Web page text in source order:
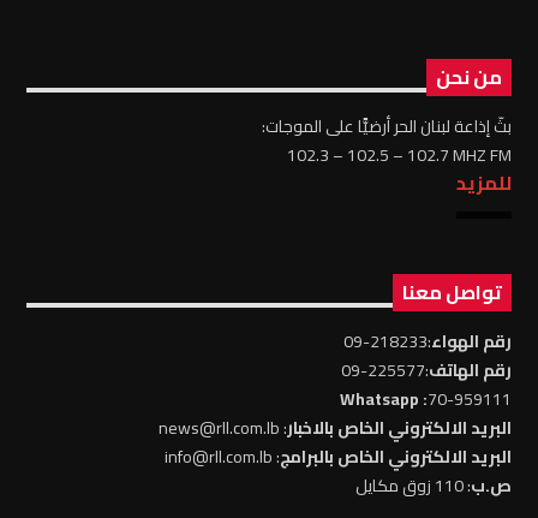
من نحن
بثّ إذاعة لبنان الحر أرضيًّا على الموجات:
102.3 – 102.5 – 102.7 MHZ FM
للمزيد
تواصل معنا
رقم الهواء:218233-09
رقم الهاتف:225577-09
70-959111
: Whatsapp
البريد الالكتروني الخاص بالاخبار: news@rll.com.lb
البريد الالكتروني الخاص بالبرامج: info@rll.com.lb
ص.ب: 110 زوق مكايل